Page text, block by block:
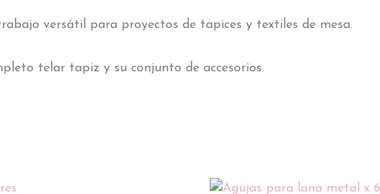
versátil para proyectos de tapices y textiles de mesa.
telar tapiz y su conjunto de accesorios.